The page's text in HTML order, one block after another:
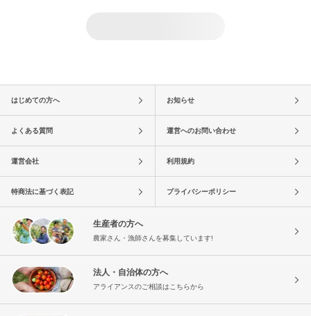
はじめての方へ お知らせ
よくある質問 運営へのお問い合わせ
運営会社 利用規約
特商法に基づく表記 プライバシーポリシー
生産者の方へ
農家さん・漁師さんを募集しています!
法人・自治体の方へ
アライアンスのご相談はこちらから